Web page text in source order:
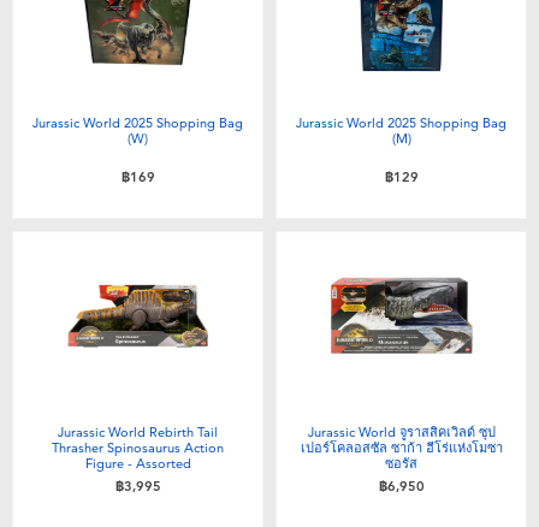
ของเล่นเพื่อการเรียนรู้
ของเล่นนุ่มนิ่ม
ของเล่นสำหรับเด็กทารกและวัยหัดเดิน
แบตเตอรี่
Barbie บาร์บี้
Marvel มาร์เวล
Jurassic World 2025 Shopping Bag
(W)
฿169
Jurassic World 2025 Shopping Bag
(M)
฿129
Jurassic World Rebirth Tail
Thrasher Spinosaurus Action
Figure - Assorted
฿3,995
Jurassic World จูราสสิคเวิลด์ ซุป
เปอร์โคลอสซัล ซาก้า ฮีโร่แห่งโมซา
ซอรัส
฿6,950